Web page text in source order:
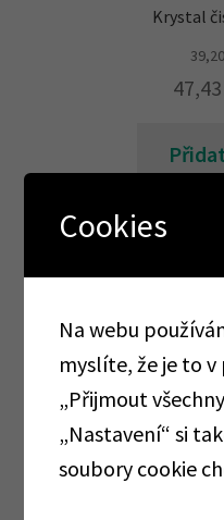
Krystal
39,20
47,43
Kategorie
AKCE
Cookies
Na webu
myslíte, že je to
„Přijmout
„Nastavení“ si
soubory cookie